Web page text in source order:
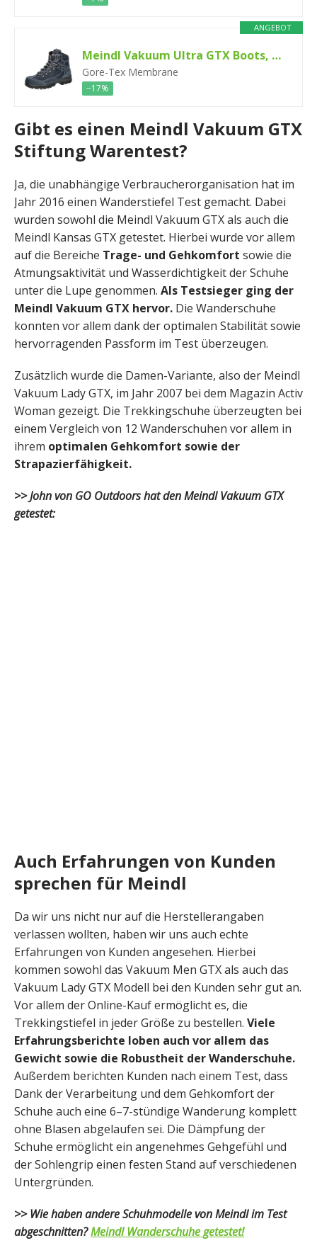
ANGEBOT
Meindl Vakuum Ultra GTX Boots, Marine, UK 8, Marineblau, UK8,0=EU42,0
Gore-Tex Membrane
−17%
Gibt es einen Meindl Vakuum GTX
Stiftung Warentest?
Ja, die unabhängige Verbraucherorganisation hat im
Jahr 2016 einen Wanderstiefel Test gemacht. Dabei
wurden sowohl die Meindl Vakuum GTX als auch die
Meindl Kansas GTX getestet. Hierbei wurde vor allem
auf die Bereiche Trage- und Gehkomfort sowie die
Atmungsaktivität und Wasserdichtigkeit der Schuhe
unter die Lupe genommen. Als Testsieger ging der
Meindl Vakuum GTX hervor. Die Wanderschuhe
konnten vor allem dank der optimalen Stabilität sowie
hervorragenden Passform im Test überzeugen.
Zusätzlich wurde die Damen-Variante, also der Meindl
Vakuum Lady GTX, im Jahr 2007 bei dem Magazin Activ
Woman gezeigt. Die Trekkingschuhe überzeugten bei
einem Vergleich von 12 Wanderschuhen vor allem in
ihrem optimalen Gehkomfort sowie der
Strapazierfähigkeit.
>> John von GO Outdoors hat den Meindl Vakuum GTX
getestet:
Auch Erfahrungen von Kunden
sprechen für Meindl
Da wir uns nicht nur auf die Herstellerangaben
verlassen wollten, haben wir uns auch echte
Erfahrungen von Kunden angesehen. Hierbei
kommen sowohl das Vakuum Men GTX als auch das
Vakuum Lady GTX Modell bei den Kunden sehr gut an.
Vor allem der Online-Kauf ermöglicht es, die
Trekkingstiefel in jeder Größe zu bestellen. Viele
Erfahrungsberichte loben auch vor allem das
Gewicht sowie die Robustheit der Wanderschuhe.
Außerdem berichten Kunden nach einem Test, dass
Dank der Verarbeitung und dem Gehkomfort der
Schuhe auch eine 6–7-stündige Wanderung komplett
ohne Blasen abgelaufen sei. Die Dämpfung der
Schuhe ermöglicht ein angenehmes Gehgefühl und
der Sohlengrip einen festen Stand auf verschiedenen
Untergründen.
>> Wie haben andere Schuhmodelle von Meindl im Test
abgeschnitten?Meindl Wanderschuhe getestet!